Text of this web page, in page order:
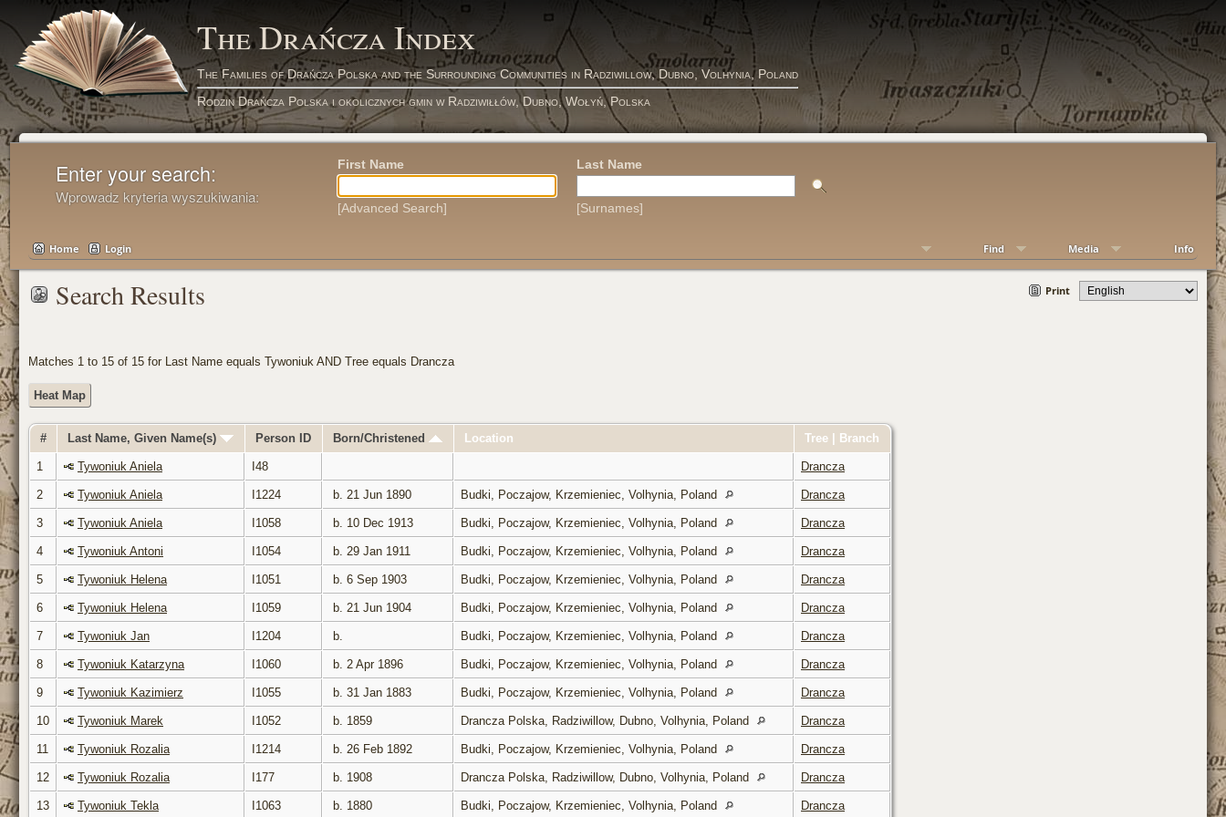
The Drańcza Index
The Families of Drańcza Polska and the Surrounding Communities in Radziwillow, Dubno, Volhynia, Poland
Rodzin Drańcza Polska i okolicznych gmin w Radziwiłłów, Dubno, Wołyń, Polska
Enter your search:
Wprowadz kryteria wyszukiwania:
First Name Last Name
[Advanced Search] [Surnames]
Find Media Info
Home Login
Print
Search Results
Matches 1 to 15 of 15 for Last Name equals Tywoniuk AND Tree equals Drancza
Heat Map
# Last Name, Given Name(s) Person ID Born/Christened Location Tree | Branch
1 Tywoniuk Aniela I48 Drancza
2 Tywoniuk Aniela I1224 b. 21 Jun 1890 Budki, Poczajow, Krzemieniec, Volhynia, Poland Drancza
3 Tywoniuk Aniela I1058 b. 10 Dec 1913 Budki, Poczajow, Krzemieniec, Volhynia, Poland Drancza
4 Tywoniuk Antoni I1054 b. 29 Jan 1911 Budki, Poczajow, Krzemieniec, Volhynia, Poland Drancza
5 Tywoniuk Helena I1051 b. 6 Sep 1903 Budki, Poczajow, Krzemieniec, Volhynia, Poland Drancza
6 Tywoniuk Helena I1059 b. 21 Jun 1904 Budki, Poczajow, Krzemieniec, Volhynia, Poland Drancza
7 Tywoniuk Jan I1204 b. Budki, Poczajow, Krzemieniec, Volhynia, Poland Drancza
8 Tywoniuk Katarzyna I1060 b. 2 Apr 1896 Budki, Poczajow, Krzemieniec, Volhynia, Poland Drancza
9 Tywoniuk Kazimierz I1055 b. 31 Jan 1883 Budki, Poczajow, Krzemieniec, Volhynia, Poland Drancza
10 Tywoniuk Marek I1052 b. 1859 Drancza Polska, Radziwillow, Dubno, Volhynia, Poland Drancza
11 Tywoniuk Rozalia I1214 b. 26 Feb 1892 Budki, Poczajow, Krzemieniec, Volhynia, Poland Drancza
12 Tywoniuk Rozalia I177 b. 1908 Drancza Polska, Radziwillow, Dubno, Volhynia, Poland Drancza
13 Tywoniuk Tekla I1063 b. 1880 Budki, Poczajow, Krzemieniec, Volhynia, Poland Drancza